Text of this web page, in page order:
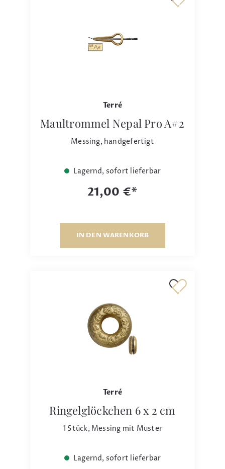
Terré
Maultrommel Nepal Pro A#2
Messing, handgefertigt
Lagernd, sofort lieferbar
21,00 €*
IN DEN WARENKORB
Terré
Ringelglöckchen 6 x 2 cm
1 Stück, Messing mit Muster
Lagernd, sofort lieferbar